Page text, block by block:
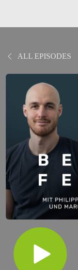
ALL EPISODES